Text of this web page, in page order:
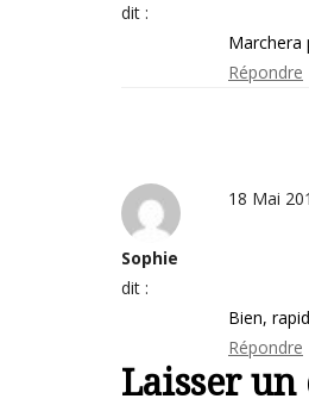
dit :
Marchera
Répondre
Sophie
dit :
18 Mai
Bien,
Répondre
Laisser